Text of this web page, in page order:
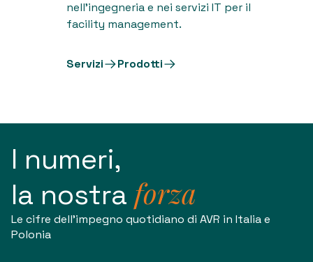
nell'ingegneria e nei servizi IT per il
facility management.
Servizi Prodotti
I numeri,
la nostra forza
Le cifre dell’impegno quotidiano di AVR in Italia e
Polonia